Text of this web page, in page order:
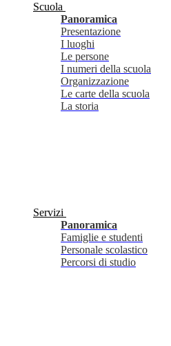
Scuola
Panoramica
Presentazione
I luoghi
Le persone
I numeri della scuola
Organizzazione
Le carte della scuola
La storia
Servizi
Panoramica
Famiglie e studenti
Personale scolastico
Percorsi di studio